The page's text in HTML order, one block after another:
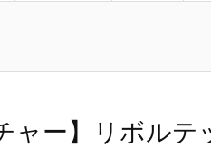
ャー】リボルテ